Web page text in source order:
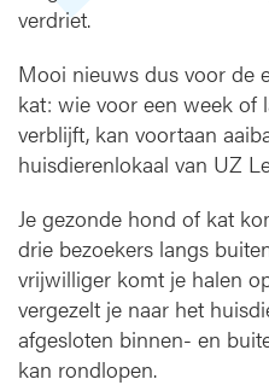
verdriet.
Mooi nieuws dus voor de
kat: wie voor een week of
verblijft, kan voortaan
huisdierenlokaal van UZ
Je gezonde hond of kat
drie bezoekers langs
vrijwilliger komt je halen
vergezelt je naar het
afgesloten binnen- en
kan rondlopen.